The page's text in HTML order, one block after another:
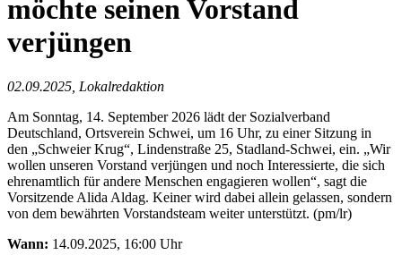
möchte seinen Vorstand
verjüngen
02.09.2025, Lokalredaktion
Am Sonntag, 14. September 2026 lädt der Sozialverband
Deutschland, Ortsverein Schwei, um 16 Uhr, zu einer Sitzung in
den „Schweier Krug“, Lindenstraße 25, Stadland-Schwei, ein. „Wir
wollen unseren Vorstand verjüngen und noch Interessierte, die sich
ehrenamtlich für andere Menschen engagieren wollen“, sagt die
Vorsitzende Alida Aldag. Keiner wird dabei allein gelassen, sondern
von dem bewährten Vorstandsteam weiter unterstützt. (pm/lr)
Wann: 14.09.2025, 16:00 Uhr